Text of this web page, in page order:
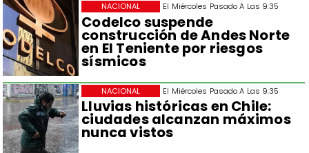
El Miércoles Pasado A Las 9:35
Codelco suspende
construcción de Andes Norte
en El Teniente por riesgos
sísmicos
NACIONAL
El Miércoles Pasado A Las 9:35
Lluvias históricas en Chile:
ciudades alcanzan máximos
nunca vistos
NACIONAL